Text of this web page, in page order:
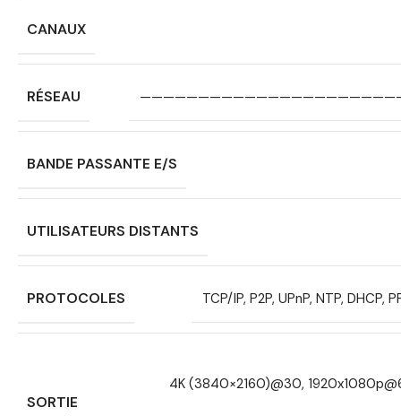
CANAUX
RÉSEAU
BANDE PASSANTE E/S
UTILISATEURS DISTANTS
PROTOCOLES TCP/IP, P2P, UPnP, NTP, DHCP,
SORTIE
4K (3840×2160)@30,